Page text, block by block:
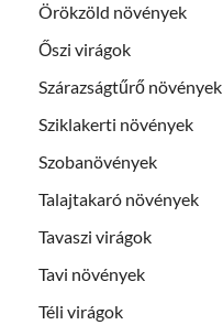
Örökzöld növények
Őszi virágok
Szárazságtűrő növények
Sziklakerti növények
Szobanövények
Talajtakaró növények
Tavaszi virágok
Tavi növények
Téli virágok